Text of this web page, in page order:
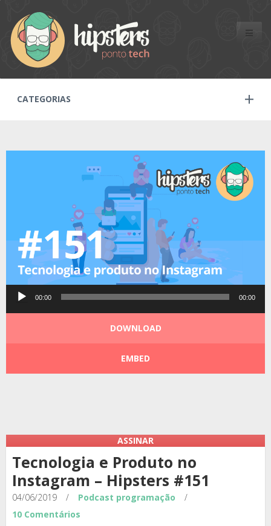
Toggle
CATEGORIAS
Tocador00:00 00:00
DOWNLOAD
EMBED
ASSINAR
Tecnologia e Produto no
Instagram – Hipsters #151
04/06/2019 / Podcast programação
/
10 Comentários